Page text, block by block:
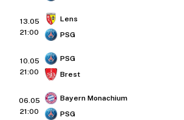
13.05
21:00
Lens
PSG
10.05
21:00
PSG
Brest
06.05
21:00
Bayern Monachium
PSG